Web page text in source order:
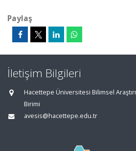
Paylaş
İletişim Bilgileri
Hacettepe Üniversitesi Bilimsel
Birimi
avesis@hacettepe.edu.tr